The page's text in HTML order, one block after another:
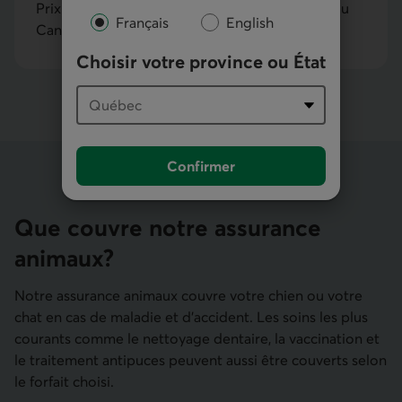
Français English
Choisir votre province ou État
Confirmer
Prix moyen par mois de l'assurance pour chat au
Canada
Que couvre notre assurance
animaux?
Notre assurance animaux couvre votre chien ou votre
chat en cas de maladie et d'accident. Les soins les plus
courants comme le nettoyage dentaire, la vaccination et
le traitement antipuces peuvent aussi être couverts selon
le forfait choisi.